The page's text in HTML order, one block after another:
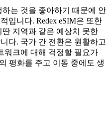
는 것을 좋아하기 때문에 안
입니다. Redex eSIM은 또한
지역과 같은 예상치 못한
다. 국가 간 전환은 원활하고
워크에 대해 걱정할 필요가
평화를 주고 이동 중에도 생